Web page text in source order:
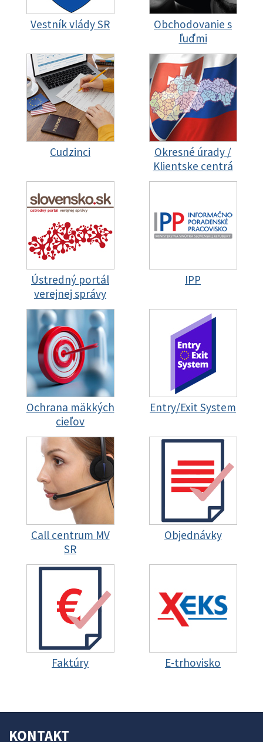
Vestník vlády SR
Obchodovanie s
ľuďmi
Cudzinci
Okresné úrady /
Klientske centrá
Ústredný portál
verejnej správy
IPP
Ochrana mäkkých
cieľov
Entry/Exit System
Call centrum MV
SR
Objednávky
Faktúry E-trhovisko
KONTAKT